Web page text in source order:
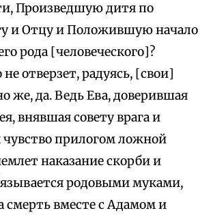
Произведшую дитя по
и Отцу и Положившую начало
рода [человеческого]?
отверзет, радуясь, [свои]
же, да. Ведь Ева, доверившая
внявшая совету врага и
прилогом ложной
наказание скорби и
родовыми муками,
смерть вместе с Адамом и